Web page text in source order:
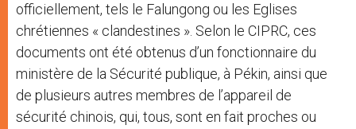
officiellement, tels le Falungong ou les Eglises
chrétiennes « clandestines ». Selon le CIPRC, ces
documents ont été obtenus d’un fonctionnaire du
ministère de la Sécurité publique, à Pékin, ainsi que
de plusieurs autres membres de l’appareil de
sécurité chinois, qui, tous, sont en fait proches ou